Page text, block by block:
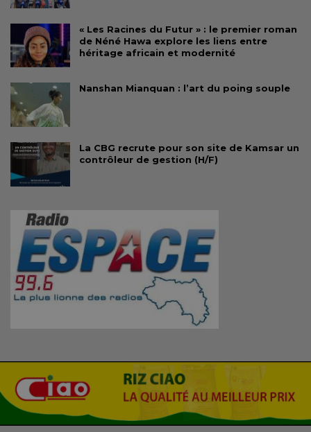
« Les Racines du Futur » : le premier roman
de Néné Hawa explore les liens entre
héritage africain et modernité
Nanshan Mianquan : l’art du poing souple
La CBG recrute pour son site de Kamsar un
contrôleur de gestion (H/F)